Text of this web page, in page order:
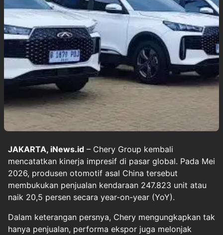
JAKARTA, iNews.id – Chery Group kembali
mencatatkan kinerja impresif di pasar global. Pada Mei
2026, produsen otomotif asal China tersebut
membukukan penjualan kendaraan 247.823 unit atau
naik 20,5 persen secara year-on-year (YoY).
Dalam keterangan persnya, Chery mengungkapkan tak
hanya penjualan, performa ekspor juga melonjak